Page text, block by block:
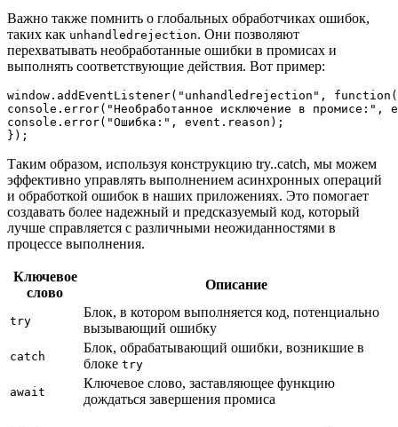
Важно также помнить о глобальных обработчиках ошибок,
таких как unhandledrejection. Они позволяют
перехватывать необработанные ошибки в промисах и
выполнять соответствующие действия. Вот пример:
window.addEventListener("unhandledrejection",
console.error("Необработанное исключение в промисе:",
console.error("Ошибка:", event.reason);
Таким образом, используя конструкцию try..catch, мы можем
эффективно управлять выполнением асинхронных операций
и обработкой ошибок в наших приложениях. Это помогает
создавать более надежный и предсказуемый код, который
лучше справляется с различными неожиданностями в
процессе выполнения.
Ключевое
слово
Описание
try
Блок, в котором выполняется код, потенциально
вызывающий ошибку
catch
Блок, обрабатывающий ошибки, возникшие в
блоке try
await
Ключевое слово, заставляющее функцию
дождаться завершения промиса